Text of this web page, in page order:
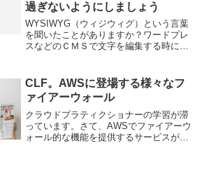
過ぎないようにしましょう
WYSIWYG（ウィジウィグ）という言葉
を聞いたことがありますか？ワードプレ
スなどのＣＭＳで文字を編集する時にマ
ツ」のことです。ＩＴエンジニアでもふ
つーにウィジウィ...
CLF。AWSに登場する様々なフ
ァイアーウォール
クラウドプラティクショナーの学習が滞
っています。さて、AWSでファイアーウ
ォール的な機能を提供するサービスが結